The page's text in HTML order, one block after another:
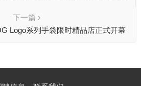
下一篇
Logo系列手袋限时精品店正式开幕